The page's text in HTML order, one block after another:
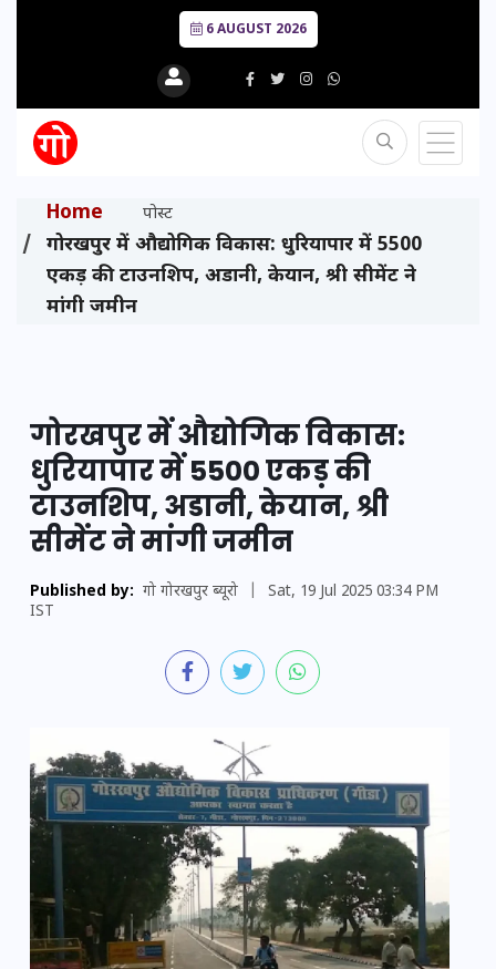
6 AUGUST 2026
Home पोस्ट
गोरखपुर में औद्योगिक विकास: धुरियापार में 5500
एकड़ की टाउनशिप, अडानी, केयान, श्री सीमेंट ने
मांगी जमीन
गोरखपुर में औद्योगिक विकास:
धुरियापार में 5500 एकड़ की
टाउनशिप, अडानी, केयान, श्री
सीमेंट ने मांगी जमीन
Published by: गो गोरखपुर ब्यूरो
Sat, 19 Jul 2025 03:34 PM
IST